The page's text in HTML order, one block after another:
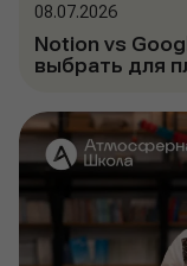
08.07.2026
Notion vs
выбрать для